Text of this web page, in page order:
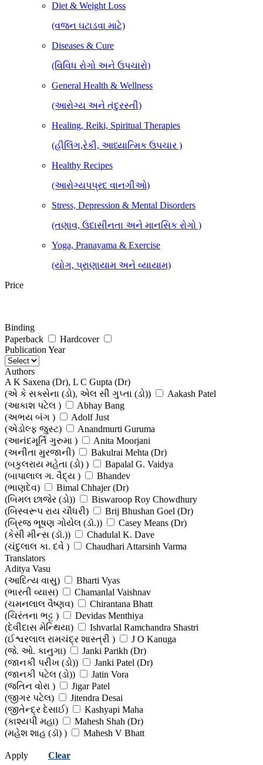
Diet & Weight Loss
(વજન ઘટાડવા માટે)
Diseases & Cure
(વિવિધ રોગો અને ઉપચારો)
General Health & Wellness
(આરોગ્ય અને તંદુરસ્તી)
Healing, Reiki, Spiritual Therapies
(હીલિંગ,રેકી, આધ્યાત્મિક ઉપચાર )
Healthy Recipes
(આરોગ્યપપ્રદ વાનગીઓ)
Stress, Depression & Mental Disorders
(તણાવ, ઉદાસીનતા અને માનસિક રોગો )
Yoga, Pranayama & Exercise
(યોગ, પ્રાણાયામ અને વ્યાયામ)
Price
Binding
Paperback
Hardcover
Publication Year
Authors
A K Saxena (Dr), L C Gupta (Dr)
(એ કે સક્સેના (ડો), એલ સી ગુપ્તા (ડો))
Aakash Patel
(આકાશ પટેલ )
Abhay Bang
(અભય બંગ )
Adolf Just
(એડોલ્ફ જુસ્ટ)
Anandmurti Guruma
(આનંદમૂર્તિ ગુરુમા )
Anita Moorjani
(અનીતા મુરજાની)
Bakulrai Mehta (Dr)
(બકુલરાય મહેતા (ડો) )
Bapalal G. Vaidya
(બાપાલાલ ગ. વૈદ્ય )
Bhandev
(ભાણદેવ)
Bimal Chhajer (Dr)
(બિમલ છાજેર (ડો))
Biswaroop Roy Chowdhury
(બિસ્વરૂપ રાય ચૌધરી)
Brij Bhushan Goel (Dr)
(બ્રિજ ભૂષણ ગોયેલ (ડૉ.))
Casey Means (Dr)
(કેસી મીન્સ (ડૉ.))
Chadulal K. Dave
(ચંદુલાલ કા. દવે )
Chaudhari Attarsinh Varma
(ચૌધરી અત્તરસિંહ વર્મા)
(ચિરાગ એ. શાહ (ડો))
(દીપક ચોપરા (ડો))
Devangi Jogal (Dr)
(દેવાંગી જોગલ (ડો))
Devangi Jogal (Dr) - Nilesh Jogal
(દેવાંગી જોગલ (ડૉ.) - નિલેશ જોગલ)
(ડિમ્પલ જાંગડા)
Edited Work
(સંપાદિત કૃતિ )
Essie Honiball
(એસી હોનિબોલ)
Gunvant Shah
(ગુણવંત શાહ)
H K Bakhru
(એચ કે બખરુ)
Hansal Bhachech (Dr)
(હંસલ ભચેચ (ડો))
Harilal Amarchand Shah
(હરિલાલ અમરચંદ શાહ )
(હર્ષદ ભટ્ટ (ડો) )
Hetal Patel (Dr)
(હેતલ પટેલ (ડો.) )
Hiralal D Prajapati
(હીરાલાલ ડી. પ્રજાપતિ)
Jadavji Trikamji Acharya
(જાદવજી ત્રિકમજી આચાર્ય )
Janki Patel (Dr)
(જયાબહેન જોશી )
Translators
Aditya Vasu
(આદિત્ય વાસુ)
Bharti Vyas
(ભારતી વ્યાસ)
Chamanlal Vaishnav
(ચમનલાલ વૈષ્ણવ)
Chirantana Bhatt
(ચિરંતના ભટ્ટ )
Devidas Menthiya
(દેવીદાસ મેન્થિયા)
Ishvarlal Ramchandra Shastri
(ઈશ્વરલાલ રામચંદ્ર શાસ્ત્રી )
J O Kanuga
(જે. ઓ. કાનુગા)
Janki Parikh (Dr)
(જાનકી પરીખ (ડો))
Janki Patel (Dr)
(જાનકી પટેલ (ડો))
Jatin Vora
(જતિન વોરા )
Jigar Patel
(જીગર પટેલ)
Jitendra Desai
(જીતેન્દ્ર દેસાઈ)
Kashyapi Maha
(કાશ્યપી મહા)
Mahesh Shah (Dr)
(મહેશ શાહ (ડૉ) )
Mahesh V Bhatt
(મોહનલાલ અગ્રવાલ)
Apply Clear